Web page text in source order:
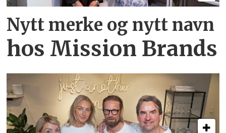
Nytt merke og nytt navn
hos Mission Brands